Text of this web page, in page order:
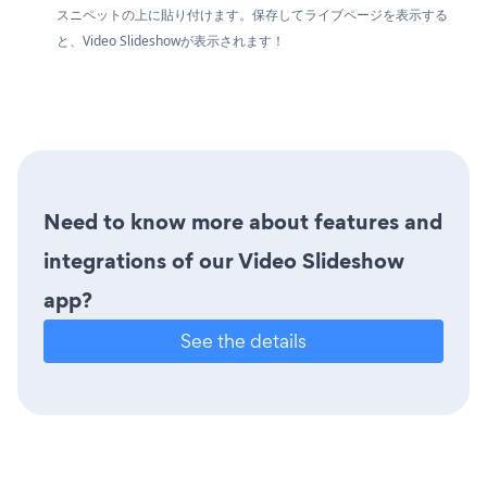
スニペットの上に貼り付けます。保存してライブページを表示する
と、Video Slideshowが表示されます！
Need to know more about features and
integrations of our Video Slideshow
app?
See the details